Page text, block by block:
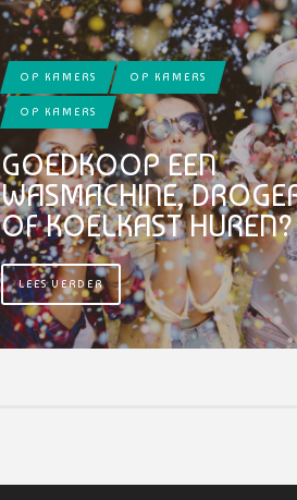
OP KAMERS OP KAMERS
OP KAMERS
GOEDKOOP EEN
WASMACHINE,
OF KOELKAST HUREN?
LEES VERDER